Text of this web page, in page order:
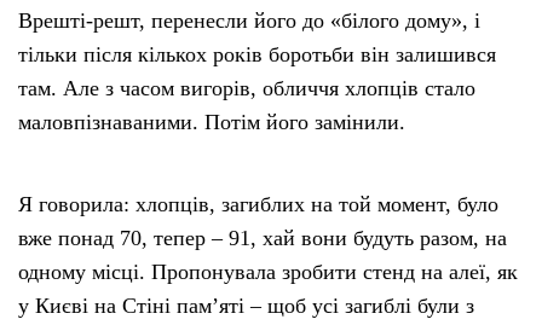
Врешті-решт, перенесли його до «білого дому», і
тільки після кількох років боротьби він залишився
там. Але з часом вигорів, обличчя хлопців стало
маловпізнаваними. Потім його замінили.
Я говорила: хлопців, загиблих на той момент, було
вже понад 70, тепер – 91, хай вони будуть разом, на
одному місці. Пропонувала зробити стенд на алеї, як
у Києві на Стіні пам’яті – щоб усі загиблі були з